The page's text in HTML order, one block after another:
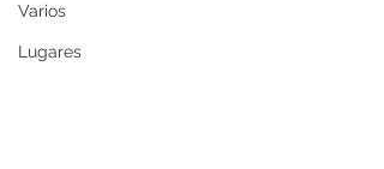
Varios
Lugares